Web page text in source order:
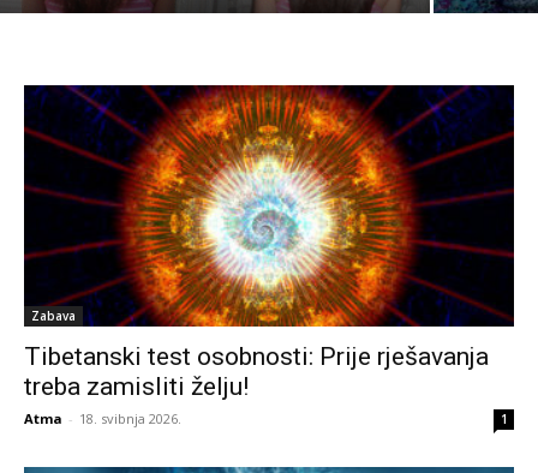
Zabava
Tibetanski test osobnosti: Prije rješavanja
treba zamisliti želju!
Atma - 18. svibnja 2026. 1